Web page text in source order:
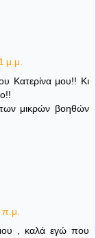
μ.μ.
Κατερίνα μου!! Κι
μικρών βοηθών
π.μ.
μου , καλά εγώ που